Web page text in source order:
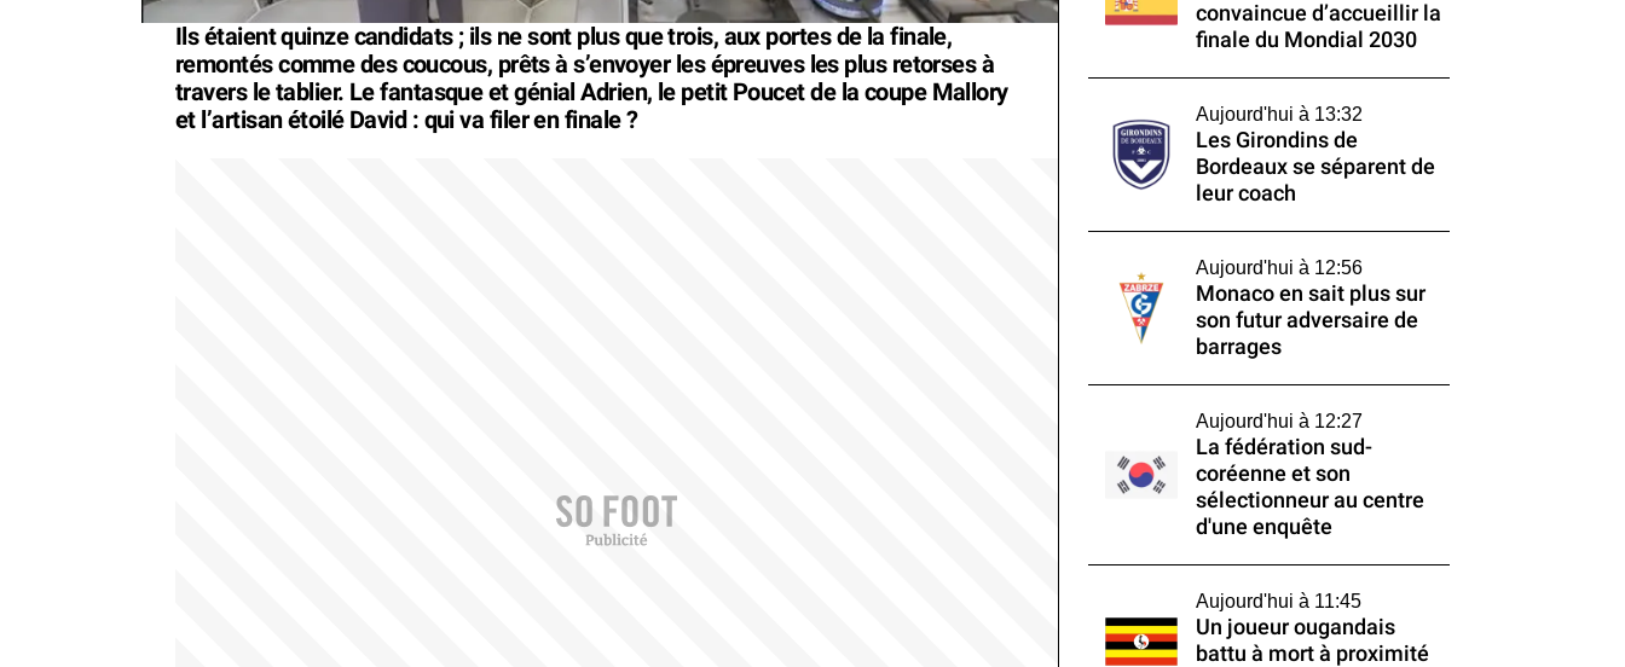
Ils étaient quinze candidats ; ils ne sont plus que trois, aux portes de la finale,
remontés comme des coucous, prêts à s’envoyer les épreuves les plus retorses à
travers le tablier. Le fantasque et génial Adrien, le petit Poucet de la coupe Mallory
et l’artisan étoilé David : qui va filer en finale ?
convaincue d’accueillir la
finale du Mondial 2030
Aujourd'hui à 13:32
Les Girondins de
Bordeaux se séparent de
leur coach
Aujourd'hui à 12:56
Monaco en sait plus sur
son futur adversaire de
barrages
Aujourd'hui à 12:27
La fédération sud-
coréenne et son
sélectionneur au centre
d'une enquête
Aujourd'hui à 11:45
Un joueur ougandais
battu à mort à proximité